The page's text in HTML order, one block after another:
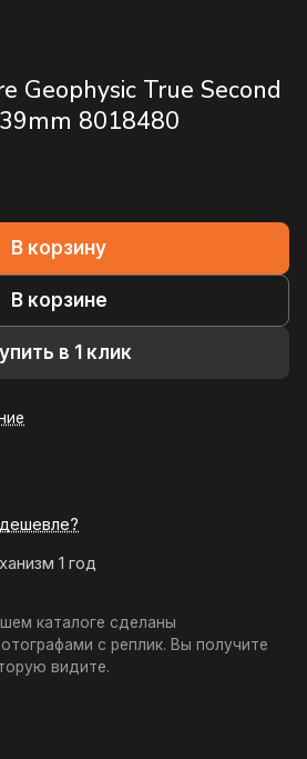
Geophysic True Second
8018480
В корзину
В корзине
в 1 клик
1 год
каталоге сделаны
с реплик. Вы получите
видите.